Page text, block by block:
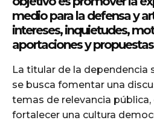
medio para la defensa y
intereses, inquietudes,
aportaciones y
La titular de la dependencia
se busca fomentar una
temas de relevancia pública,
fortalecer una cultura